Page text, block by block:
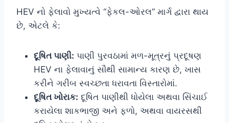
HEV નો ફેલાવો મુખ્યત્વે “ફેકલ-ઓરલ” માર્ગ દ્વારા થાય
છે, એટલે કે:
દૂષિત પાણી: પાણી પુરવઠામાં મળ-મૂત્રનું પ્રદૂષણ
HEV ના ફેલાવાનું સૌથી સામાન્ય કારણ છે, ખાસ
કરીને ગરીબ સ્વચ્છતા ધરાવતા વિસ્તારોમાં.
દૂષિત ખોરાક: દૂષિત પાણીથી ધોયેલા અથવા સિંચાઈ
કરાયેલા શાકભાજી અને ફળો, અથવા વાયરસથી